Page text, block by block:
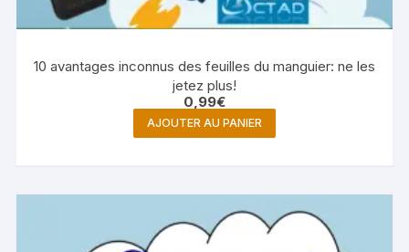
10 avantages inconnus des feuilles du manguier: ne les
jetez plus!
0,99€
AJOUTER AU PANIER